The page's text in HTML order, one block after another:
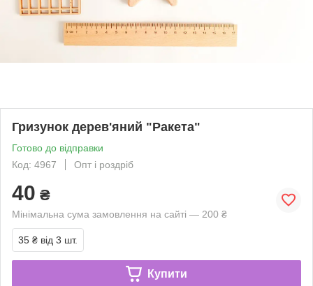
Гризунок дерев'яний "Ракета"
Готово до відправки
Код: 4967
Опт і роздріб
40 ₴
Мінімальна сума замовлення на сайті — 200 ₴
35 ₴ від 3 шт.
Купити